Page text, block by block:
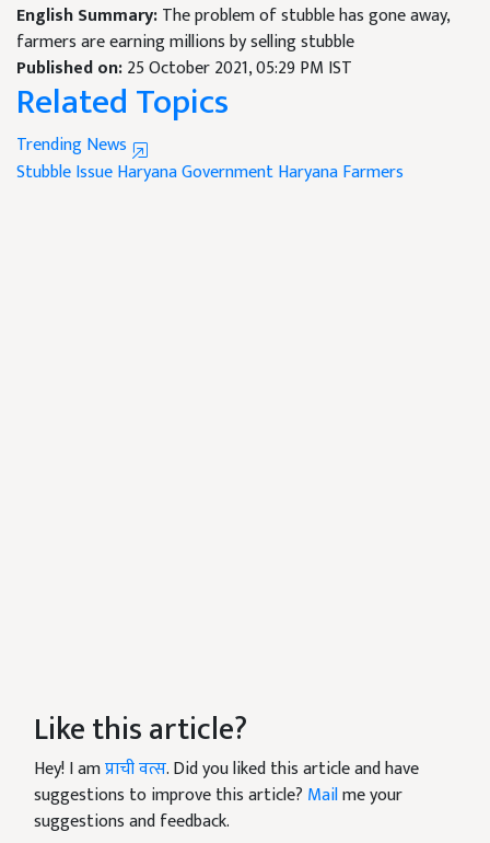
English Summary:The problem of stubble has gone away,
farmers are earning millions by selling stubble
Published on:25 October 2021, 05:29 PM IST
Related Topics
Trending News
Stubble IssueHaryana GovernmentHaryana Farmers
Like this article?
Hey! I amप्राची वत्स. Did you liked this article and have
suggestions to improve this article? Mailme your
suggestions and feedback.